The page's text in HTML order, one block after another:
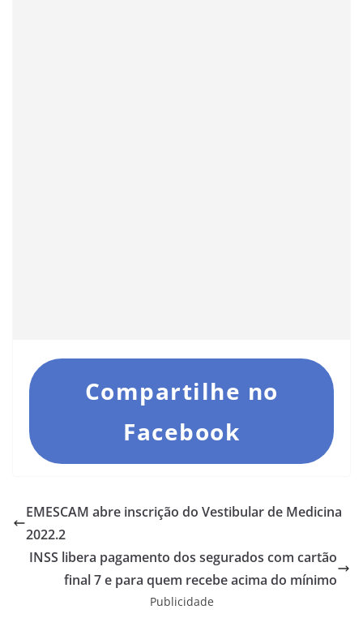
Compartilhe no
Facebook
EMESCAM abre inscrição do Vestibular de Medicina
2022.2
INSS libera pagamento dos segurados com cartão
final 7 e para quem recebe acima do mínimo
Publicidade